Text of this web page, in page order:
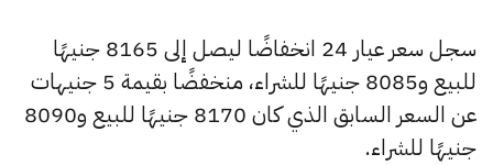
سجل سعر عيار 24 انخفاضًا ليصل إلى 8165 جنيهًا
للبيع و8085 جنيهًا للشراء، منخفضًا بقيمة 5 جنيهات
عن السعر السابق الذي كان 8170 جنيهًا للبيع و8090
جنيهًا للشراء.